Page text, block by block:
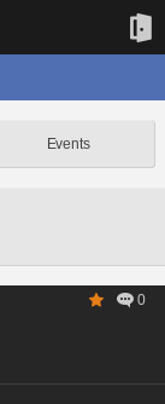
Events
0